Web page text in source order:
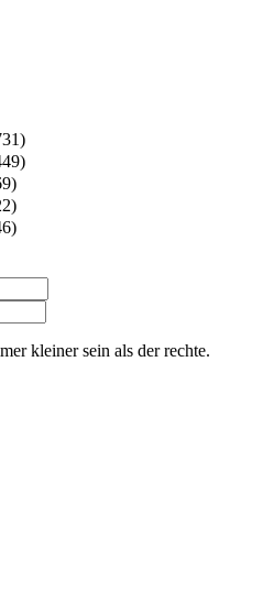
kleiner sein als der rechte.